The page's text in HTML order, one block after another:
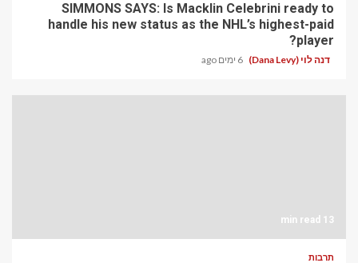
SIMMONS SAYS: Is Macklin Celebrini ready to
handle his new status as the NHL’s highest-paid
player?
דנה לוי (Dana Levy) 6 ימים ago
13 min read
תרבות